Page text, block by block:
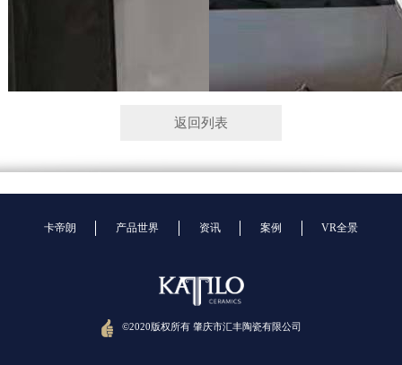
返回列表
卡帝朗 产品世界 资讯 案例 VR全景
©2020版权所有 肇庆市汇丰陶瓷有限公司